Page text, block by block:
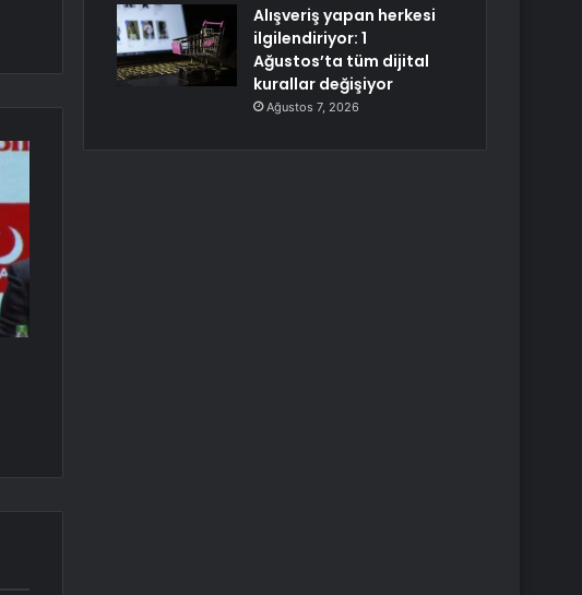
Alışveriş yapan herkesi
ilgilendiriyor: 1
Ağustos’ta tüm dijital
kurallar değişiyor
Ağustos 7, 2026